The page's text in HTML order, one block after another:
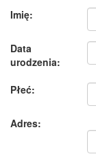
Imię:
Data
urodzenia:
Płeć:
Adres: